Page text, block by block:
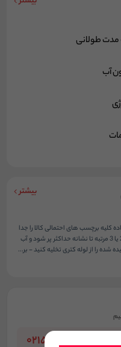
مدت طولانی
آب
بیشتر
کلیه برچسب های احتمالی کالا را جدا
نموده و با یک پارچه مرطوب تمیز نمایید - باید 2 یا 3 مرتبه تا نشانه حداکثر پر شود و آب
را از لوله کتری تخلیه کنید - بر...
02155055848